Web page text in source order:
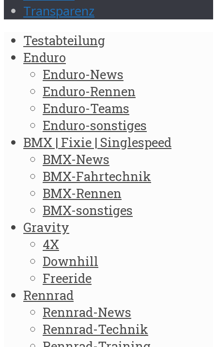
Transparenz
Testabteilung
Enduro
Enduro-News
Enduro-Rennen
Enduro-Teams
Enduro-sonstiges
BMX | Fixie | Singlespeed
BMX-News
BMX-Fahrtechnik
BMX-Rennen
BMX-sonstiges
Gravity
4X
Downhill
Freeride
Rennrad
Rennrad-News
Rennrad-Technik